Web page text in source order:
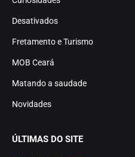
Desativados
Fretamento e Turismo
MOB Ceará
Matando a saudade
Novidades
ÚLTIMAS DO SITE